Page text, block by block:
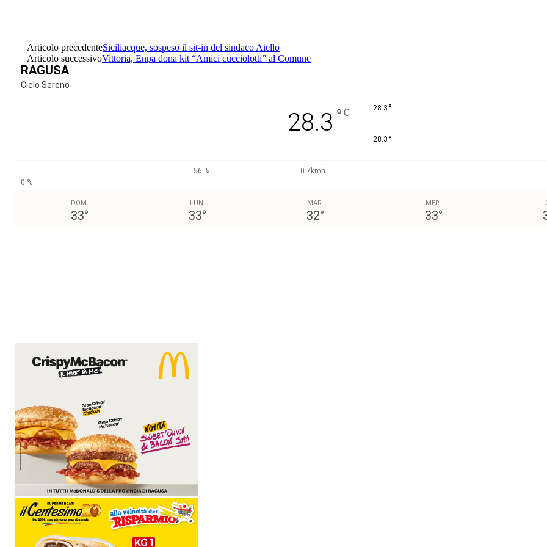
Articolo precedenteSiciliacque, sospeso il sit-in del sindaco Aiello
Articolo successivoVittoria, Enpa dona kit “Amici cucciolotti” al Comune
RAGUSA
Cielo Sereno
28.3 ° C 28.3 °
28.3 °
56 %
0.7kmh
0 %
DOM
33°
LUN
33°
MAR
32°
MER
33°